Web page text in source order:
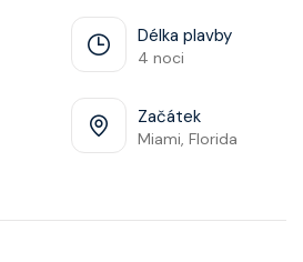
Délka plavby
4 noci
Začátek
Miami, Florida